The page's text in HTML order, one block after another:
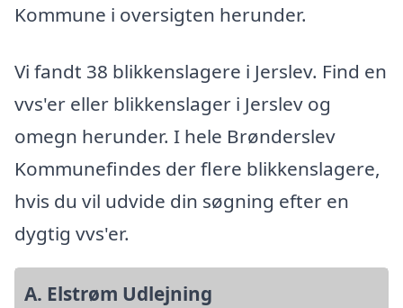
Kommune i oversigten herunder.
Vi fandt 38 blikkenslagere i Jerslev. Find en
vvs'er eller blikkenslager i Jerslev og
omegn herunder. I hele Brønderslev
Kommunefindes der flere blikkenslagere,
hvis du vil udvide din søgning efter en
dygtig vvs'er.
A. Elstrøm Udlejning